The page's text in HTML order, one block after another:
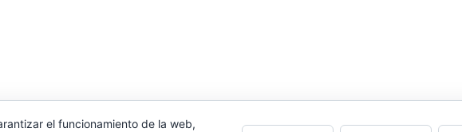
el funcionamiento de la web,